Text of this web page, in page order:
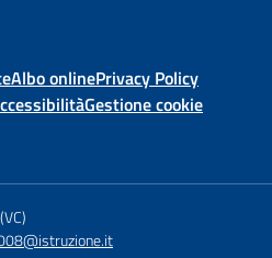
Albo onlinePrivacy Policy
Gestione cookie